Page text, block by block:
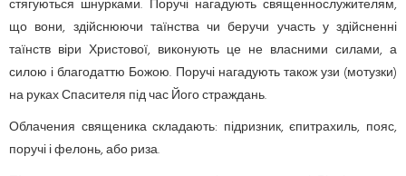
стягуються шнурками. Поручі нагадують священнослужителям,
що вони, здійснюючи таїнства чи беручи участь у здійсненні
таїнств віри Христової, виконують це не власними силами, а
силою і благодаттю Божою. Поручі нагадують також узи (мотузки)
на руках Спасителя під час Його страждань.
Облачения священика складають: підризник, єпитрахиль, пояс,
поручі і фелонь, або риза.